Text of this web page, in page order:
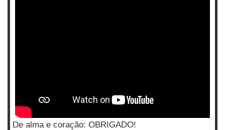
De alma e coração: OBRIGADO!